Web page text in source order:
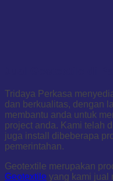
Tridaya Perkasa
dan berkualitas, dengan
membantu anda untuk
project anda. Kami telah
juga install dibeberapa
pemerintahan.
Geotextile merupakan
Geotextile yang kami jual